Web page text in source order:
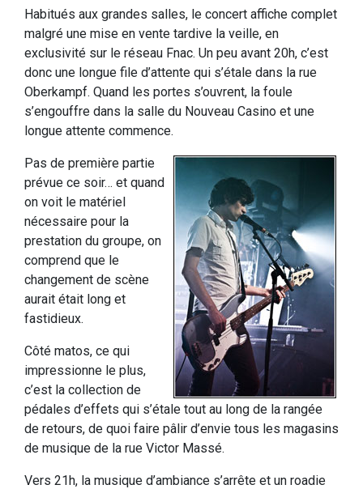
Habitués aux grandes salles, le concert affiche complet
malgré une mise en vente tardive la veille, en
exclusivité sur le réseau Fnac. Un peu avant 20h, c’est
donc une longue file d’attente qui s’étale dans la rue
Oberkampf. Quand les portes s’ouvrent, la foule
s’engouffre dans la salle du Nouveau Casino et une
longue attente commence.
Pas de première partie
prévue ce soir… et quand
on voit le matériel
nécessaire pour la
prestation du groupe, on
comprend que le
changement de scène
aurait était long et
fastidieux.
Côté matos, ce qui
impressionne le plus,
c’est la collection de
pédales d’effets qui s’étale tout au long de la rangée
de retours, de quoi faire pâlir d’envie tous les magasins
de musique de la rue Victor Massé.
Vers 21h, la musique d’ambiance s’arrête et un roadie